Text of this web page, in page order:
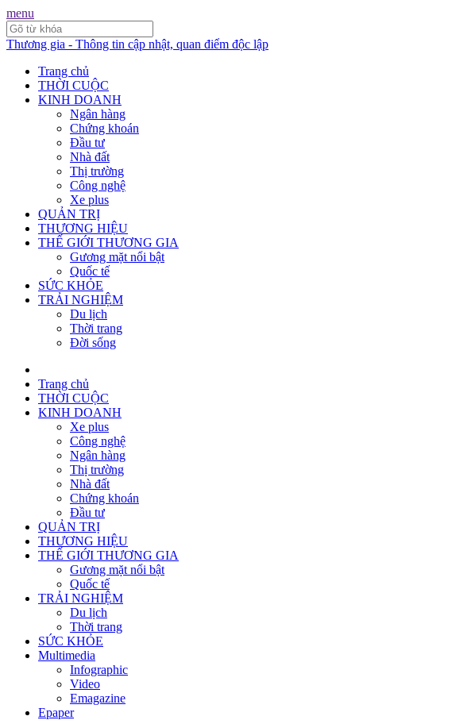
menu
Thương gia - Thông tin cập nhật, quan điểm độc lập
Trang chủ
THỜI CUỘC
KINH DOANH
Ngân hàng
Chứng khoán
Đầu tư
Nhà đất
Thị trường
Công nghệ
Xe plus
QUẢN TRỊ
THƯƠNG HIỆU
THẾ GIỚI THƯƠNG GIA
Gương mặt nổi bật
Quốc tế
SỨC KHỎE
TRẢI NGHIỆM
Du lịch
Thời trang
Đời sống
Trang chủ
THỜI CUỘC
KINH DOANH
Xe plus
Công nghệ
Ngân hàng
Thị trường
Nhà đất
Chứng khoán
Đầu tư
QUẢN TRỊ
THƯƠNG HIỆU
THẾ GIỚI THƯƠNG GIA
Gương mặt nổi bật
Quốc tế
TRẢI NGHIỆM
Du lịch
Thời trang
SỨC KHỎE
Multimedia
Infographic
Video
Emagazine
Epaper